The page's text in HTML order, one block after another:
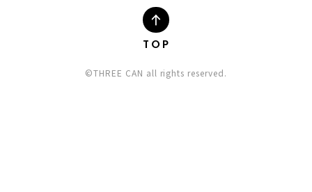
TOP
©THREE CAN all rights reserved.